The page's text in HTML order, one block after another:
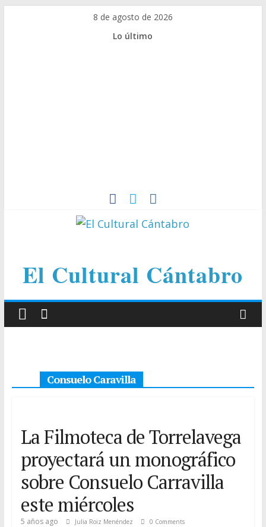
8 de agosto de 2026
Lo último
El Cultural Cántabro
Consuelo Caravilla
La Filmoteca de Torrelavega
proyectará un monográfico
sobre Consuelo Carravilla
este miércoles
5 años ago Julia Roiz Menéndez 0 Comments